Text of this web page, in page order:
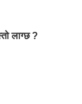
लाग्छ ?